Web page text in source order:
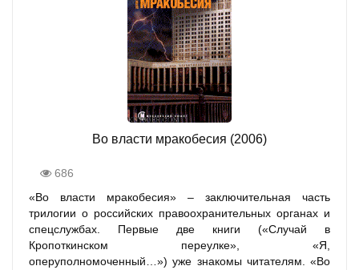
Во власти мракобесия (2006)
686
«Во власти мракобесия» – заключительная часть
трилогии о российских правоохранительных органах и
спецслужбах. Первые две книги («Случай в
Кропоткинском переулке», «Я,
оперуполномоченный…») уже знакомы читателям. «Во